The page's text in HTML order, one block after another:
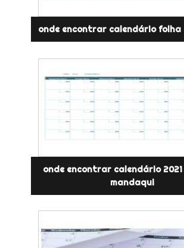
onde encontrar calendário folha
onde encontrar calendário
mandaqui